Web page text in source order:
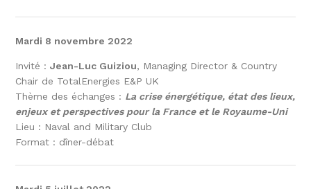
Mardi 8 novembre 2022
Invité :Jean-Luc Guiziou, Managing Director & Country
Chair de TotalEnergies E&P UK
Thème des échanges : La crise énergétique, état des lieux,
enjeux et perspectives pour la France et le Royaume-Uni
Lieu : Naval and Military Club
Format : dîner-débat